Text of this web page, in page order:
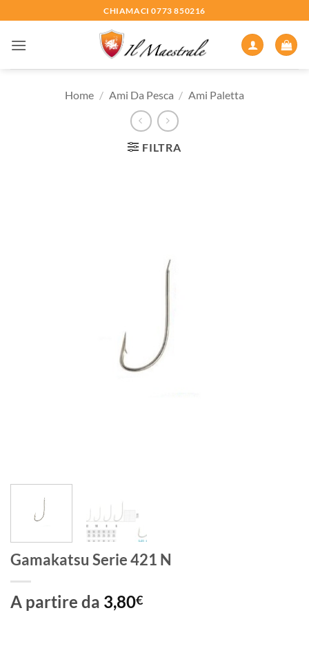
ai
contenuti
CHIAMACI 0773 850216
Home / Ami Da Pesca / Ami Paletta
FILTRA
Gamakatsu Serie 421 N
A partire da 3,80€